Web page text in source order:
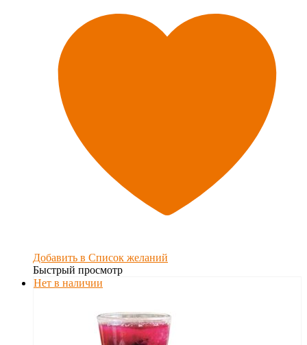
Добавить в Список желаний
Быстрый просмотр
Нет в наличии